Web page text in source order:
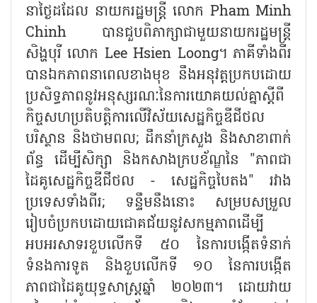
នាថ្ងៃដដែល នាយករដ្ឋមន្ត្រី លោក Pham Minh
Chinh បានជួបពិភាក្សាជាមួយនាយករដ្ឋមន្ត្រី
សិង្ហបុរី លោក Lee Hsien Loong។ ភាគីទាំងពីរ
បានឯកភាពនាពេលខាងមុខ នឹងអនុវត្តប្រកបដោយ
ប្រសិទ្ធភាពនូវអនុស្សរណៈនៃការយោគយល់គ្នាស្តីពី
កិច្ចសហប្រតិបត្តិការលើវិស័យសេដ្ឋកិច្ចឌីជីថល
បរិស្ថាន និងថាមពល; ដឹកនាំក្រសួង និងសាខាពាក់
ព័ន្ធ ដើម្បីសិក្សា និងកសាងក្របខ័ណ្ឌនៃ "ភាពជា
ដៃគូសេដ្ឋកិច្ចឌីជីថល - សេដ្ឋកិច្ចបៃតង" រវាង
ប្រទេសទាំងពីរ; ទន្ទឹមនឹងនោះ សម្របសម្រួល
រៀបចំប្រកបដោយជោគជ័យនូវសកម្មភាពដើម្បី
អបអរសាទរខួបលើកទី ៥០ នៃការបង្កើតទំនាក់
ទំនងការទូត និងខួបលើកទី ១០ នៃការបង្កើត
ភាពជាដៃគូយុទ្ធសាស្ត្រឆ្នាំ ២០២៣។ ដោយវាយ